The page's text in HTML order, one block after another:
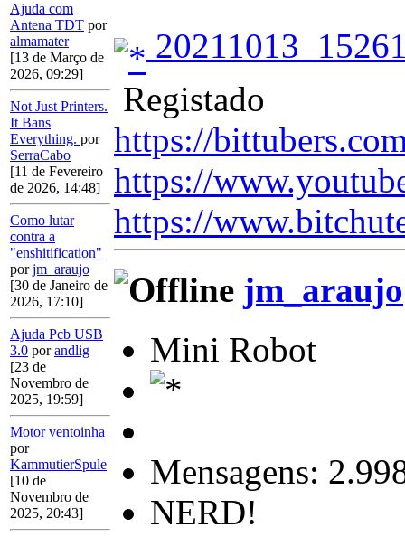
Ajuda com
Antena TDT por
almamater
[13 de Março de
2026, 09:29]
Not Just Printers.
It Bans
Everything. por
SerraCabo
[11 de Fevereiro
de 2026, 14:48]
Como lutar
contra a
"enshitification"
porjm_araujo
[30 de Janeiro de
2026, 17:10]
Ajuda Pcb USB
3.0 porandlig
[23 de
Novembro de
2025, 19:59]
Motor ventoinha
por
KammutierSpule
[10 de
Novembro de
2025, 20:43]
Registado
https://
https://
https://
jm_araujo
Mini Robot
Mensagens:
NERD!